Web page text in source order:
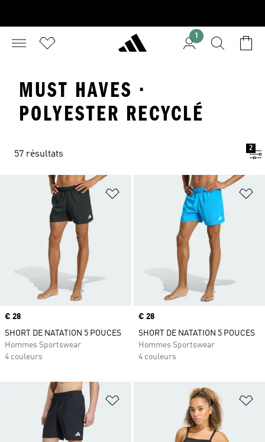
1
MUST HAVES ·
POLYESTER RECYCLÉ
57 résultats
2
Ajouter à la Liste de produits
Prix
€ 28
SHORT DE NATATION 5 POUCES
Hommes Sportswear
4 couleurs
Prix
€ 28
SHORT DE NATATION 5 POUCES
Hommes Sportswear
4 couleurs
Ajouter à la Liste de produits